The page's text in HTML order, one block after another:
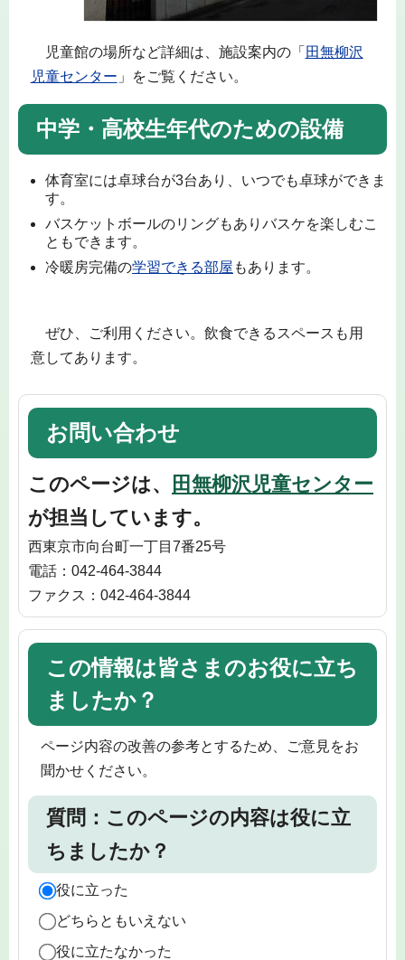
児童館の場所など詳細は、施設案内の「 田無柳沢
児童センター 」をご覧ください。
中学・高校生年代のための設備
体育室には卓球台が3台あり、いつでも卓球ができま
す。
バスケットボールのリングもありバスケを楽しむこ
ともできます。
冷暖房完備の学習できる部屋 もあります。
ぜひ、ご利用ください。飲食できるスペースも用
意してあります。
お問い合わせ
このページは、
田無柳沢児童センター
が担当しています。
西東京市向台町一丁目7番25号
電話：042-464-3844
ファクス：042-464-3844
この情報は皆さまのお役に立ち
ましたか？
ページ内容の改善の参考とするため、ご意見をお
聞かせください。
質問：このページの内容は役に立
ちましたか？
役に立った
どちらともいえない
役に立たなかった